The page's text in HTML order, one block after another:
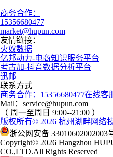
商务合作：
15356680477
market@hupun.com
友情链接：
火奴数据|
亿邦动力-电商知识服务平台|
考古加-抖音数据分析平台|
迅邮|
联系方式
商务合作：15356680477在线客
Mail：service@hupun.com
（ 周一至周日 9:00--21:00 ）
版权所有© 2026 杭州湖畔网络
浙公网安备 33010602002003
Copyright© 2026 Hangzhou
CO.,LTD.All Rights Reserved